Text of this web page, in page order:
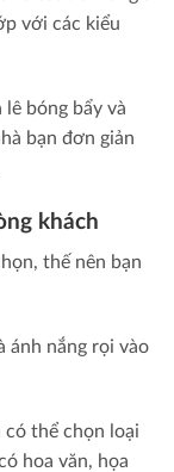
với các kiểu
bóng bẩy và
bạn đơn giản
khách
thế nên bạn
ánh nắng rọi vào
có thể chọn loại
hoa văn, họa